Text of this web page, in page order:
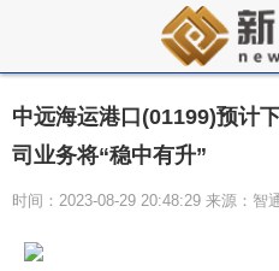
中远海运港口(01199)预计
司业务将“稳中有升”
时间：2023-08-29 20:48:29 来源：智